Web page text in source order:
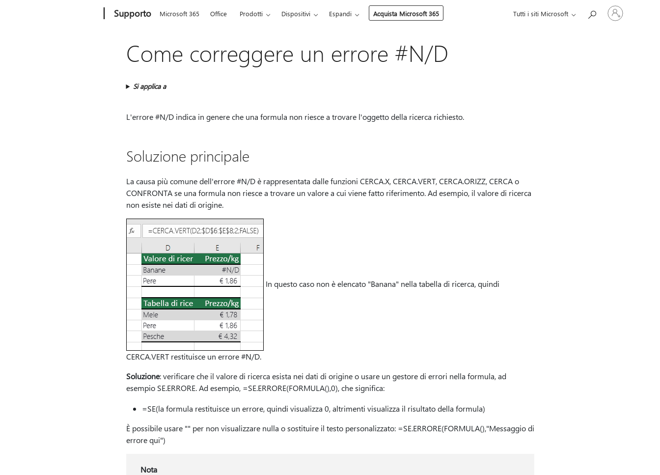
Supporto Microsoft 365 Office Prodotti Dispositivi Espandi Acquista Microsoft 365 Tutti i siti Microsoft
Accedi
con
Come correggere un errore #N/D
Si applica a
L'errore #N/D indica in genere che una formula non riesce a trovare l'oggetto della ricerca richiesto.
Soluzione principale
La causa più comune dell'errore #N/D è rappresentata dalle funzioni CERCA.X, CERCA.VERT, CERCA.ORIZZ, CERCA o
CONFRONTA se una formula non riesce a trovare un valore a cui viene fatto riferimento. Ad esempio, il valore di ricerca
non esiste nei dati di origine.
In questo caso non è elencato "Banana" nella tabella di ricerca, quindi
CERCA.VERT restituisce un errore #N/D.
Soluzione: verificare che il valore di ricerca esista nei dati di origine o usare un gestore di errori nella formula, ad
esempio SE.ERRORE. Ad esempio, =SE.ERRORE(FORMULA(),0), che significa:
=SE(la formula restituisce un errore, quindi visualizza 0, altrimenti visualizza il risultato della formula)
È possibile usare "" per non visualizzare nulla o sostituire il testo personalizzato: =SE.ERRORE(FORMULA(),"Messaggio di
errore qui")
Nota